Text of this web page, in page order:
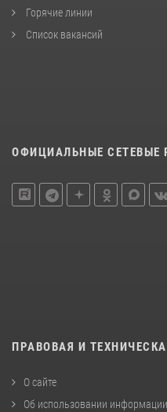
Горячие линии
Список вакансий
ОФИЦИАЛЬНЫЕ СЕТЕВЫЕ
ПРАВОВАЯ И
О сайте
Об использовании